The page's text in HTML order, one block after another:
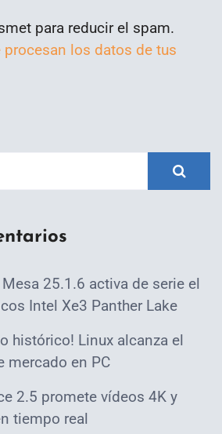
para reducir el spam.
los datos de tus
Mesa 25.1.6 activa de serie el
Intel Xe3 Panther Lake
histórico! Linux alcanza el
mercado en PC
2.5 promete vídeos 4K y
tiempo real